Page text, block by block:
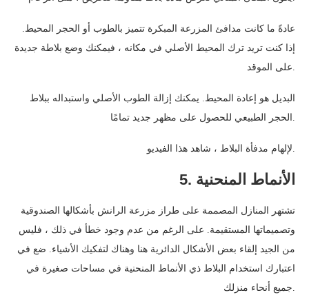
عادةً ما كانت مدافئ المزرعة المبكرة تتميز بالطوب أو الحجر المحيط.
إذا كنت تريد ترك المحيط الأصلي في مكانه ، فيمكنك وضع بلاطة جديدة
البديل هو إعادة المحيط. يمكنك إزالة الطوب الأصلي واستبداله ببلاط
5. الأنماط المنحنية
تشتهر المنازل المصممة على طراز مزرعة الرانش بأشكالها الصندوقية
وتصميماتها المستقيمة. على الرغم من عدم وجود خطأ في ذلك ، فليس
من الجيد إلقاء بعض الأشكال الدائرية هنا وهناك لتفكيك الأشياء. ضع في
اعتبارك استخدام البلاط ذي الأنماط المنحنية في مساحات صغيرة في